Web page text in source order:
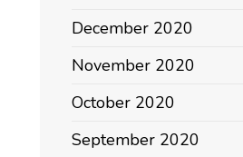
December 2020
November 2020
October 2020
September 2020